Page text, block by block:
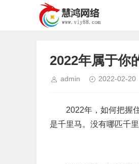
2022年属于你
admin 2022-02-20
2022年，如何把握
是千里马。没有哪匹千